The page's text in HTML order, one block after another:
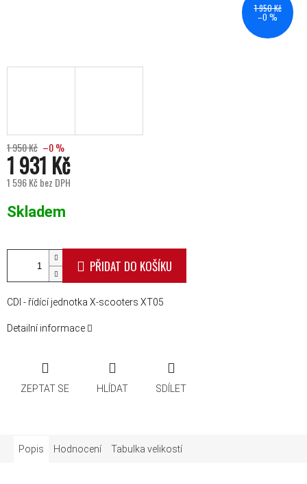
1 950 Kč
–0 %
1 950 Kč –0 %
1 931 Kč
1 596 Kč bez DPH
Skladem
PŘIDAT DO KOŠÍKU
CDI - řídící jednotka X-scooters XT05
Detailní informace
ZEPTAT SE HLÍDAT SDÍLET
Popis Hodnocení Tabulka velikostí